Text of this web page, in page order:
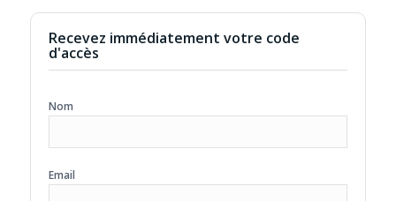
Recevez immédiatement votre code
d'accès
Nom
Email